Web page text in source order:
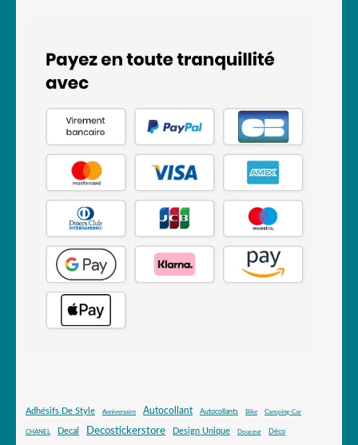
Adhésifs De Style Anniversaire Autocollant Autocollants Bike Camping-Car
CHANEL Decal Decostickerstore Design Unique Douceur Déco